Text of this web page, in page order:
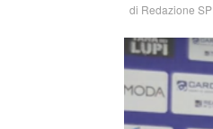
di Redazione SP